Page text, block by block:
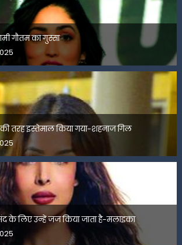
गौतम का गुस्सा
तरह इस्तेमाल किया गया-शहनाज गिल
के लिए उन्हें जज किया जाता है-मलाइका